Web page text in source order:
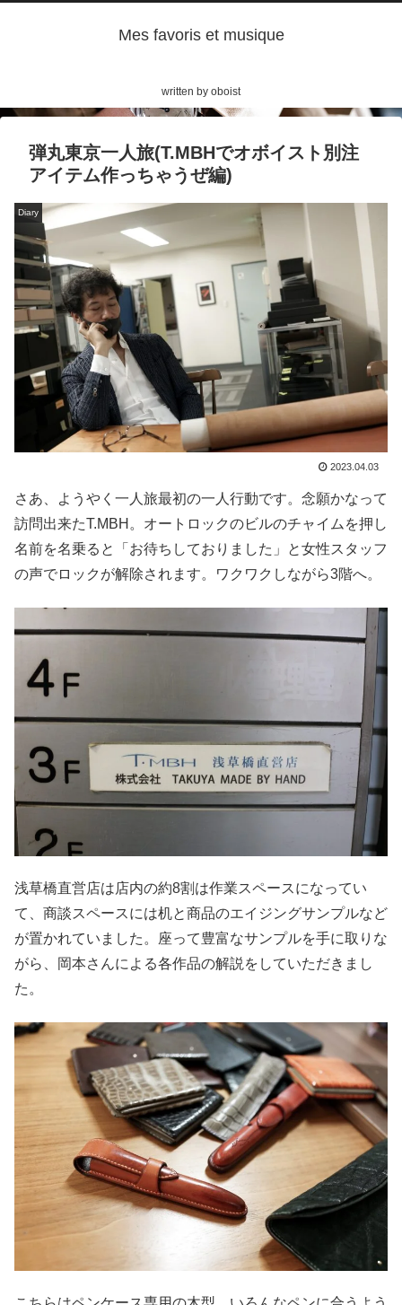
Mes favoris et musique
written by oboist
弾丸東京一人旅(T.MBHでオボイスト別注
アイテム作っちゃうぜ編)
Diary
2023.04.03
さあ、ようやく一人旅最初の一人行動です。念願かなって
訪問出来たT.MBH。オートロックのビルのチャイムを押し
名前を名乗ると「お待ちしておりました」と女性スタッフ
の声でロックが解除されます。ワクワクしながら3階へ。
浅草橋直営店は店内の約8割は作業スペースになってい
て、商談スペースには机と商品のエイジングサンプルなど
が置かれていました。座って豊富なサンプルを手に取りな
がら、岡本さんによる各作品の解説をしていただきまし
た。